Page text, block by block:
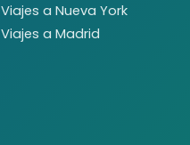
Viajes a Nueva York
Viajes a Madrid